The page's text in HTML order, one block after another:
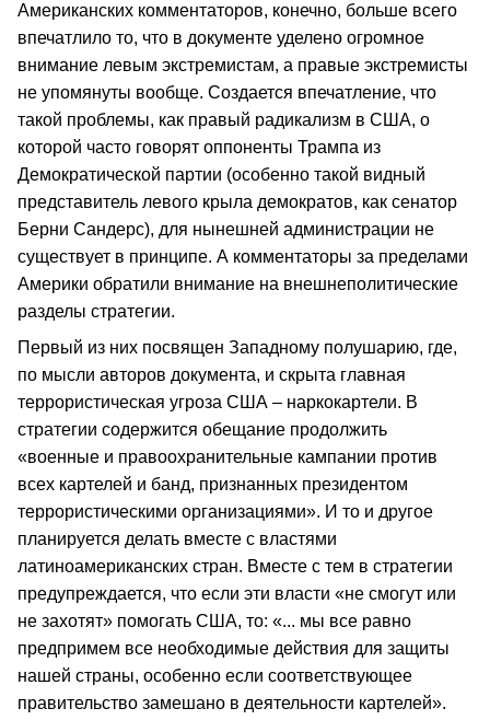
Американских комментаторов, конечно, больше всего
впечатлило то, что в документе уделено огромное
внимание левым экстремистам, а правые экстремисты
не упомянуты вообще. Создается впечатление, что
такой проблемы, как правый радикализм в США, о
которой часто говорят оппоненты Трампа из
Демократической партии (особенно такой видный
представитель левого крыла демократов, как сенатор
Берни Сандерс), для нынешней администрации не
существует в принципе. А комментаторы за пределами
Америки обратили внимание на внешнеполитические
разделы стратегии.
Первый из них посвящен Западному полушарию, где,
по мысли авторов документа, и скрыта главная
террористическая угроза США – наркокартели. В
стратегии содержится обещание продолжить
«военные и правоохранительные кампании против
всех картелей и банд, признанных президентом
террористическими организациями». И то и другое
планируется делать вместе с властями
латиноамериканских стран. Вместе с тем в стратегии
предупреждается, что если эти власти «не смогут или
не захотят» помогать США, то: «... мы все равно
предпримем все необходимые действия для защиты
нашей страны, особенно если соответствующее
правительство замешано в деятельности картелей».